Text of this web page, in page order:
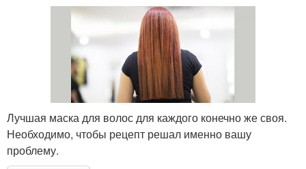
Лучшая маска для волос для каждого конечно же своя.
Необходимо, чтобы рецепт решал именно вашу
проблему.